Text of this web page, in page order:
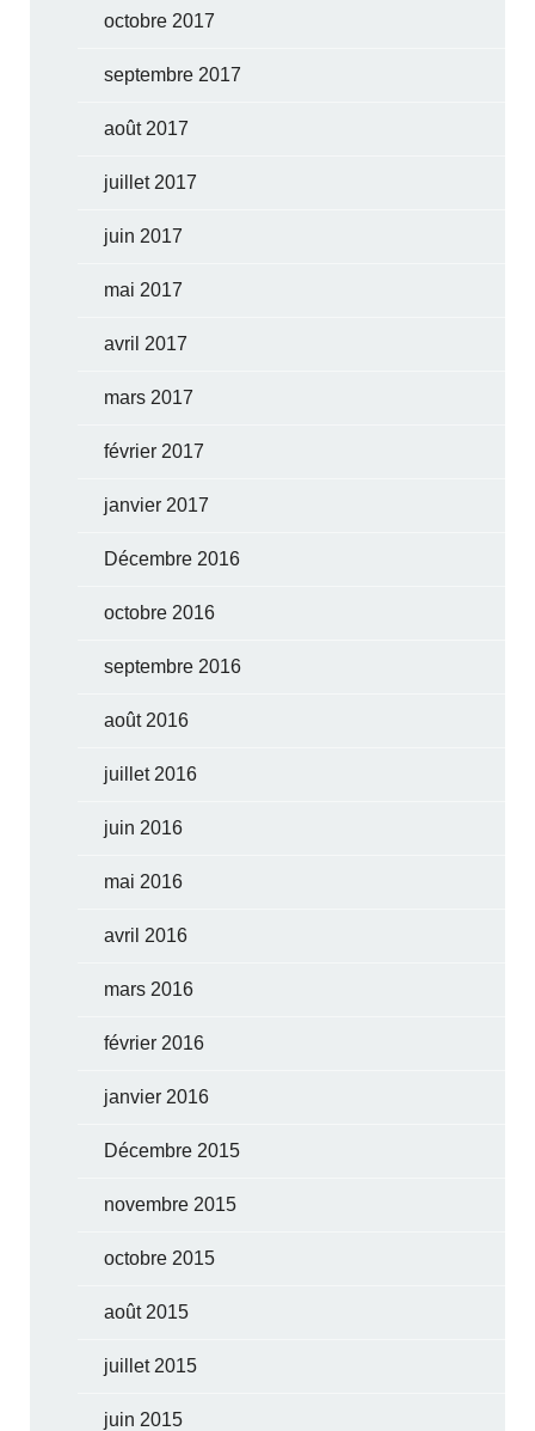
octobre 2017
septembre 2017
août 2017
juillet 2017
juin 2017
mai 2017
avril 2017
mars 2017
février 2017
janvier 2017
Décembre 2016
octobre 2016
septembre 2016
août 2016
juillet 2016
juin 2016
mai 2016
avril 2016
mars 2016
février 2016
janvier 2016
Décembre 2015
novembre 2015
octobre 2015
août 2015
juillet 2015
juin 2015